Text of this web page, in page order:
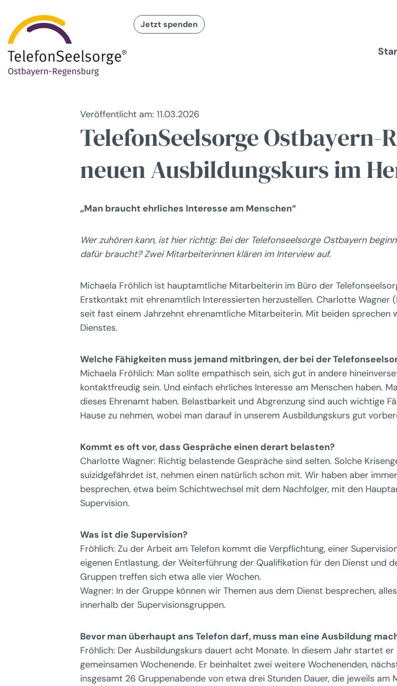
Jetzt spenden
Veröffentlicht am: 11.03.2026
TelefonSeelsorge Ostbayern-
neuen Ausbildungskurs im
„Man braucht ehrliches Interesse am Menschen“
Wer zuhören kann, ist hier richtig: Bei der Telefonseelsorge Ostbayern
dafür braucht? Zwei Mitarbeiterinnen klären im Interview auf.
Michaela Fröhlich ist hauptamtliche Mitarbeiterin im Büro der
Erstkontakt mit ehrenamtlich Interessierten herzustellen. Charlotte
seit fast einem Jahrzehnt ehrenamtliche Mitarbeiterin. Mit beiden sprechen
Dienstes.
Welche Fähigkeiten muss jemand mitbringen, der bei der
Michaela Fröhlich: Man sollte empathisch sein, sich gut in andere
kontaktfreudig sein. Und einfach ehrliches Interesse am Menschen haben.
dieses Ehrenamt haben. Belastbarkeit und Abgrenzung sind auch wichtige
Hause zu nehmen, wobei man darauf in unserem Ausbildungskurs gut
Kommt es oft vor, dass Gespräche einen derart belasten?
Charlotte Wagner: Richtig belastende Gespräche sind selten. Solche
suizidgefährdet ist, nehmen einen natürlich schon mit. Wir haben aber
besprechen, etwa beim Schichtwechsel mit dem Nachfolger, mit den
Supervision.
Was ist die Supervision?
Fröhlich: Zu der Arbeit am Telefon kommt die Verpflichtung, einer
eigenen Entlastung, der Weiterführung der Qualifikation für den Dienst und
Gruppen treffen sich etwa alle vier Wochen.
Wagner: In der Gruppe können wir Themen aus dem Dienst besprechen,
innerhalb der Supervisionsgruppen.
Bevor man überhaupt ans Telefon darf, muss man eine Ausbildung
Fröhlich: Der Ausbildungskurs dauert acht Monate. In diesem Jahr startet er
gemeinsamen Wochenende. Er beinhaltet zwei weitere Wochenenden,
insgesamt 26 Gruppenabende von etwa drei Stunden Dauer, die jeweils